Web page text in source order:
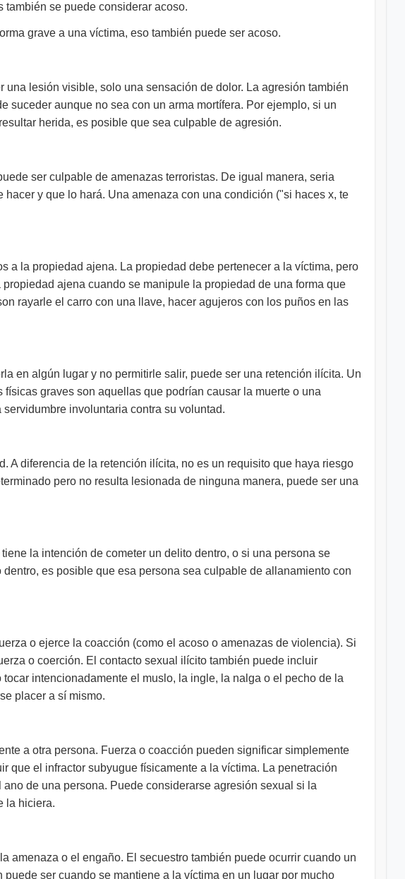
también se puede considerar acoso.
grave a una víctima, eso también puede ser acoso.
lesión visible, solo una sensación de dolor. La agresión también
suceder aunque no sea con un arma mortífera. Por ejemplo, si un
herida, es posible que sea culpable de agresión.
ser culpable de amenazas terroristas. De igual manera, seria
y que lo hará. Una amenaza con una condición ("si haces x, te
a la propiedad ajena. La propiedad debe pertenecer a la víctima, pero
ajena cuando se manipule la propiedad de una forma que
rayarle el carro con una llave, hacer agujeros con los puños en las
en algún lugar y no permitirle salir, puede ser una retención ilícita. Un
graves son aquellas que podrían causar la muerte o una
involuntaria contra su voluntad.
A diferencia de la retención ilícita, no es un requisito que haya riesgo
pero no resulta lesionada de ninguna manera, puede ser una
la intención de cometer un delito dentro, o si una persona se
es posible que esa persona sea culpable de allanamiento con
o ejerce la coacción (como el acoso o amenazas de violencia). Si
o coerción. El contacto sexual ilícito también puede incluir
intencionadamente el muslo, la ingle, la nalga o el pecho de la
placer a sí mismo.
a otra persona. Fuerza o coacción pueden significar simplemente
que el infractor subyugue físicamente a la víctima. La penetración
de una persona. Puede considerarse agresión sexual si la
la hiciera.
amenaza o el engaño. El secuestro también puede ocurrir cuando un
ser cuando se mantiene a la víctima en un lugar por mucho